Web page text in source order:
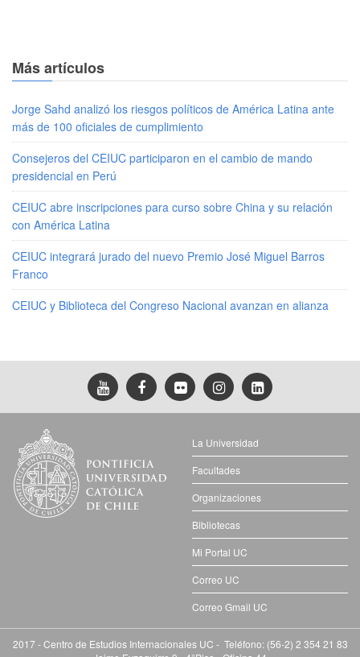
Más artículos
Jorge Sahd analizó los riesgos políticos de América Latina ante
más de 100 oficiales de cumplimiento
Consejeros del CEIUC participaron en el cambio de mando
presidencial en Perú
CEIUC abre inscripciones para curso sobre China y su relación
con América Latina
CEIUC integrará jurado del nuevo Premio José Miguel Barros
Franco
CEIUC y Biblioteca del Congreso Nacional avanzan en alianza
La Universidad
Facultades
Organizaciones
Bibliotecas
Mi Portal UC
Correo UC
Correo Gmail UC
2017 - Centro de Estudios Internacionales UC - Teléfono: (56-2) 2 354 21 83